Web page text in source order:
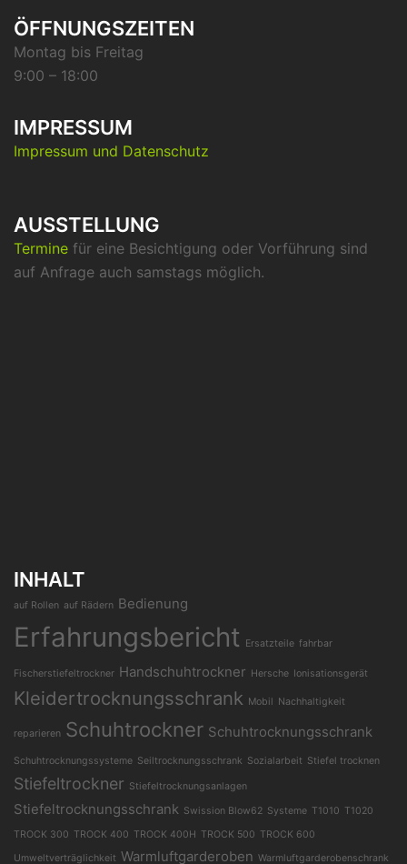
ÖFFNUNGSZEITEN
Montag bis Freitag
9:00 – 18:00
IMPRESSUM
Impressum und Datenschutz
AUSSTELLUNG
Termine für eine Besichtigung oder Vorführung sind
auf Anfrage auch samstags möglich.
INHALT
auf Rollen auf Rädern Bedienung
Erfahrungsbericht Ersatzteile fahrbar
Fischerstiefeltrockner Handschuhtrockner Hersche Ionisationsgerät
Kleidertrocknungsschrank Mobil Nachhaltigkeit
reparieren Schuhtrockner Schuhtrocknungsschrank
Schuhtrocknungssysteme Seiltrocknungsschrank Sozialarbeit Stiefel trocknen
Stiefeltrockner Stiefeltrocknungsanlagen
Stiefeltrocknungsschrank Swission Blow62 Systeme T1010 T1020
TROCK 300 TROCK 400 TROCK 400H TROCK 500 TROCK 600
Umweltverträglichkeit Warmluftgarderoben Warmluftgarderobenschrank